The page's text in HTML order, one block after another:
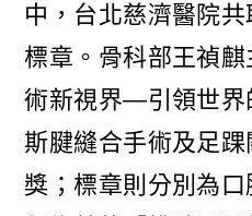
中，台北慈濟醫院
標章。骨科部王禎
術新視界—引領世界
斯腱縫合手術及足
獎；標章則分別為